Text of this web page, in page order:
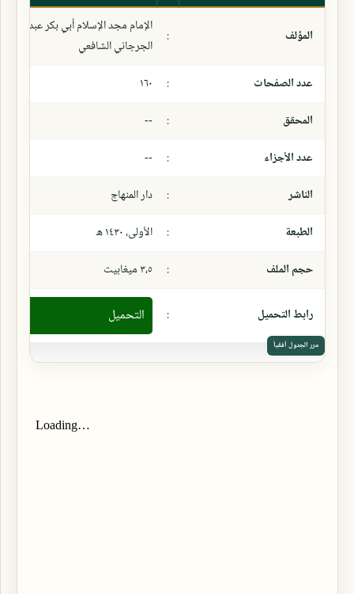
المؤلف :
الإمام مجد الإسلام أبي بكر عبد
الجرجاني الشافعي
عدد الصفحات
:
١٦٠
المحقق
:
--
عدد الأجزاء
:
--
الناشر
:
دار المنهاج
الطبعة
:
الأولى، ١٤٣٠ ھ
حجم الملف
: ٣،٥ ميغابيت
رابط التحميل : التحميل